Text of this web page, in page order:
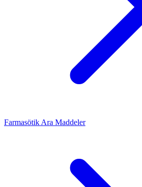
Farmasötik Ara Maddeler